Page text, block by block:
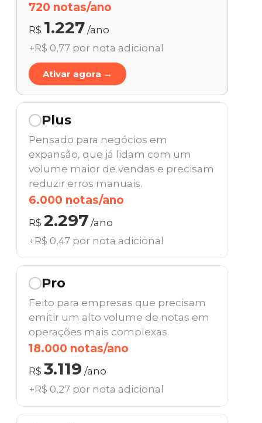
720 notas/ano
R$ 1.227 /ano
+R$ 0,77 por nota adicional
Ativar agora →
Plus
Pensado para negócios em
expansão, que já lidam com um
volume maior de vendas e precisam
reduzir erros manuais.
6.000 notas/ano
R$ 2.297 /ano
+R$ 0,47 por nota adicional
Pro
Feito para empresas que precisam
emitir um alto volume de notas em
operações mais complexas.
18.000 notas/ano
R$ 3.119 /ano
+R$ 0,27 por nota adicional